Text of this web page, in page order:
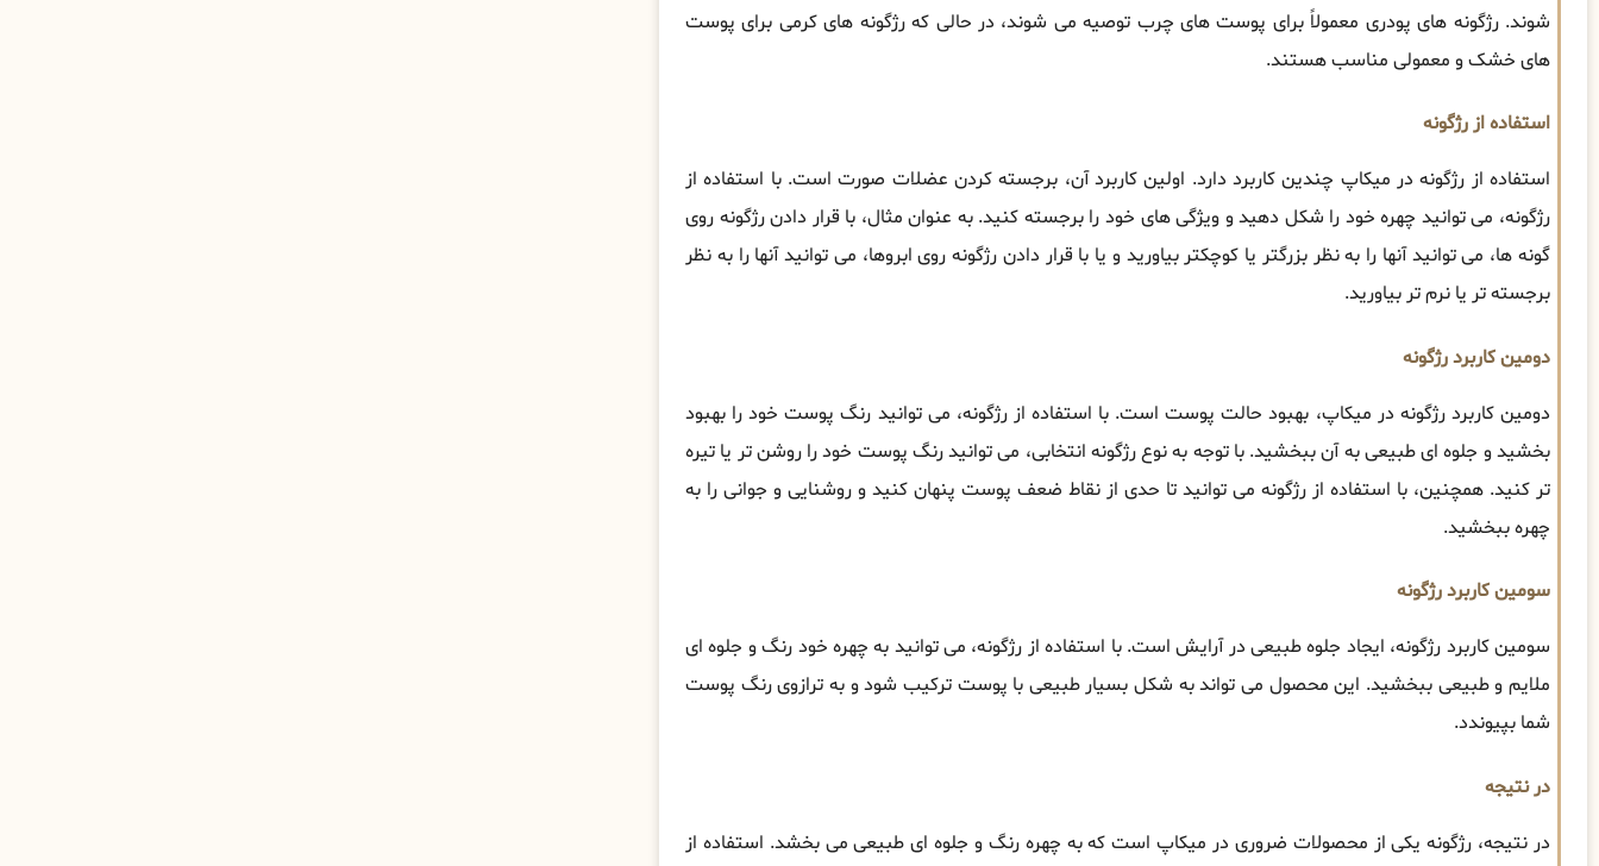
شوند. رژگونه های پودری معمولاً برای پوست های چرب توصیه می شوند، در حالی که رژگونه های کرمی برای پوست
های خشک و معمولی مناسب هستند.
استفاده از رژگونه
استفاده از رژگونه در میکاپ چندین کاربرد دارد. اولین کاربرد آن، برجسته کردن عضلات صورت است. با استفاده از
رژگونه، می توانید چهره خود را شکل دهید و ویژگی های خود را برجسته کنید. به عنوان مثال، با قرار دادن رژگونه روی
گونه ها، می توانید آنها را به نظر بزرگتر یا کوچکتر بیاورید و یا با قرار دادن رژگونه روی ابروها، می توانید آنها را به نظر
برجسته تر یا نرم تر بیاورید.
دومین کاربرد رژگونه
دومین کاربرد رژگونه در میکاپ، بهبود حالت پوست است. با استفاده از رژگونه، می توانید رنگ پوست خود را بهبود
بخشید و جلوه ای طبیعی به آن ببخشید. با توجه به نوع رژگونه انتخابی، می توانید رنگ پوست خود را روشن تر یا تیره
تر کنید. همچنین، با استفاده از رژگونه می توانید تا حدی از نقاط ضعف پوست پنهان کنید و روشنایی و جوانی را به
چهره ببخشید.
سومین کاربرد رژگونه
سومین کاربرد رژگونه، ایجاد جلوه طبیعی در آرایش است. با استفاده از رژگونه، می توانید به چهره خود رنگ و جلوه ای
ملایم و طبیعی ببخشید. این محصول می تواند به شکل بسیار طبیعی با پوست ترکیب شود و به ترازوی رنگ پوست
شما بپیوندد.
در نتیجه
در نتیجه، رژگونه یکی از محصولات ضروری در میکاپ است که به چهره رنگ و جلوه ای طبیعی می بخشد. استفاده از